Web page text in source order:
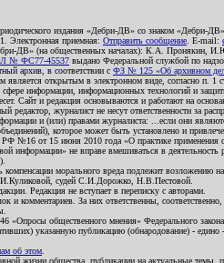
издания «Дебри-ДВ» со знаком
Электронная приемная: Отправить сообщение . E-mail:
«Дебри-ДВ» (на общественных началах): К.А.
№ ФС77-45537 выдано Федеральной службой по
архив, в соответствии с ФЗ № 125 «Об архивном
открытым в электронном виде, согласно п. 1
сфере информации, информационных технологий и
Сайт и редакция основываются и работают на
журналист не несут ответственности за
и (или) правами журналиста: ...если они
которое может быть установлено и
№16 от 15 июня 2010 года «О практике применения
информации» не вправе вмешиваться в деятельность
морального вреда подлежит возложению
судей С.И.Дорожко, Н.В.Пестовой.
Редакция не вступает в переписку с авторами.
и комментариев. За них ответственны,
«Опросы общественного мнения» Федерального
указанную публикацию (обнародование) - едино -
об этом
жизни общества, публикации на актуальные